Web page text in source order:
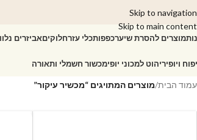
Skip to navigation
Skip to main content
מוצרים להסרת שיערכפפותכלי עזרחלוקיםאביזרים
ויופיריהוט למכוני יופימכשור חשמלי ותאורה
עמוד הבית/מוצרים המתויגים “מכשיר עיקור”